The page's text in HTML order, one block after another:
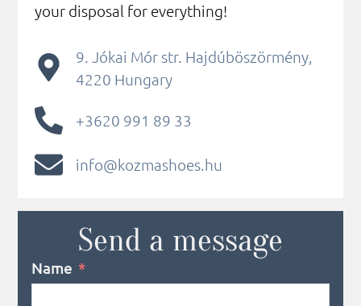
your disposal for everything!
9. Jókai Mór str. Hajdúböszörmény,
4220 Hungary
+3620 991 89 33
info@kozmashoes.hu
Send a message
Name